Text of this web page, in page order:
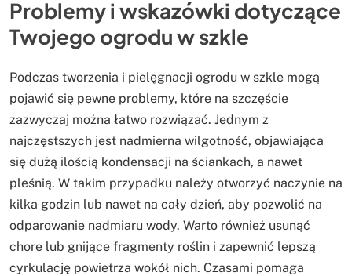
Problemy i wskazówki dotyczące
Twojego ogrodu w szkle
Podczas tworzenia i pielęgnacji ogrodu w szkle mogą
pojawić się pewne problemy, które na szczęście
zazwyczaj można łatwo rozwiązać. Jednym z
najczęstszych jest nadmierna wilgotność, objawiająca
się dużą ilością kondensacji na ściankach, a nawet
pleśnią. W takim przypadku należy otworzyć naczynie na
kilka godzin lub nawet na cały dzień, aby pozwolić na
odparowanie nadmiaru wody. Warto również usunąć
chore lub gnijące fragmenty roślin i zapewnić lepszą
cyrkulację powietrza wokół nich. Czasami pomaga